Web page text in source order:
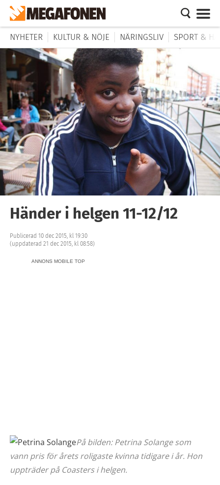
NYHETER KULTUR & NÖJE NÄRINGSLIV SPORT &
Händer i helgen 11-12/12
Publicerad 10 dec 2015, kl 19:30
(uppdaterad 21 dec 2015, kl 08:58)
ANNONS MOBILE TOP
På bilden: Petrina Solange som
vann pris för årets roligaste kvinna tidigare i år. Hon
uppträder på Coasters i helgen.